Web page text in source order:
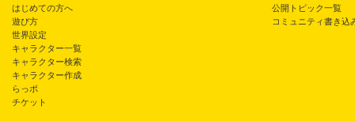
はじめての方へ
遊び方
世界設定
キャラクター一覧
キャラクター検索
キャラクター作成
らっポ
チケット
公開トピック一覧
コミュニティ書き込